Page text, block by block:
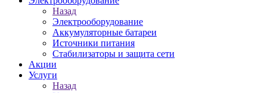
Назад
Электрооборудование
Аккумуляторные батареи
Источники питания
Стабилизаторы и защита сети
Акции
Услуги
Назад